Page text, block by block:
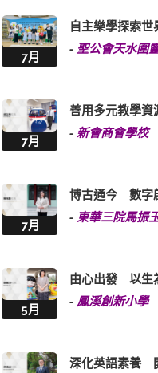
7月
自主樂學探索
- 聖公會天水圍
7月
善用多元教學
- 新會商會學校
7月
博古通今 數
- 東華三院馬振
5月
由心出發 以生
- 鳳溪創新小學
深化英語素養